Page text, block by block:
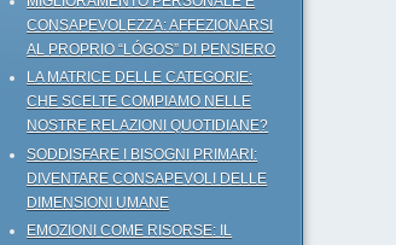
CONSAPEVOLEZZA: AFFEZIONARSI
AL PROPRIO “LÓGOS” DI PENSIERO
LA MATRICE DELLE CATEGORIE:
CHE SCELTE COMPIAMO NELLE
NOSTRE RELAZIONI QUOTIDIANE?
SODDISFARE I BISOGNI PRIMARI:
DIVENTARE CONSAPEVOLI DELLE
DIMENSIONI UMANE
EMOZIONI COME RISORSE: IL